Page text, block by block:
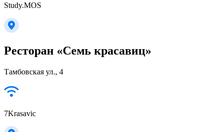
Study.MOS
Ресторан «Семь красавиц»
Тамбовская ул., 4
7Krasavic